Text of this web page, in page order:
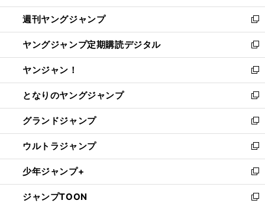
開
く
ウ
で
開
く
ン
ド
ウ
で
開
く
ウ
ィ
ン
ド
ウ
で
開
く
週刊ヤングジャンプ
新
し
い
ウ
ィ
ン
ド
ウ
で
開
く
ヤングジャンプ定期購読デジタル
新
し
い
ウ
ィ
ン
ド
ウ
で
開
く
ヤンジャン！
新
し
い
ウ
ィ
ン
ド
ウ
で
開
く
となりのヤングジャンプ
新
し
い
ウ
ィ
ン
ド
ウ
で
グランドジャンプ
新
し
い
ウ
ィ
ン
ド
ウルトラジャンプ
新
し
い
ウ
ィ
少年ジャンプ+
新
し
い
ジャンプTOON
新